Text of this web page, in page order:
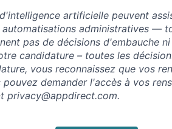
artificielle peuvent
administratives —
pas de décisions d'embauche
candidature – toutes les
vous reconnaissez que vos
demander l'accès à vos
privacy@appdirect.com.